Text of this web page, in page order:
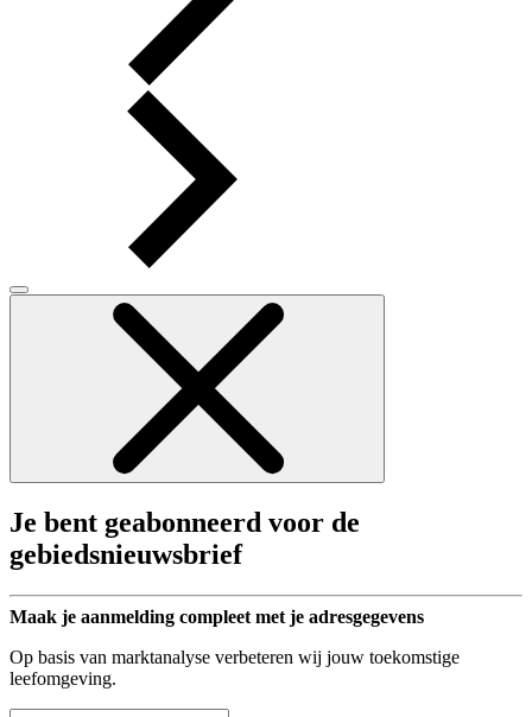
Je bent geabonneerd voor de
gebiedsnieuwsbrief
Maak je aanmelding compleet met je adresgegevens
Op basis van marktanalyse verbeteren wij jouw toekomstige
leefomgeving.